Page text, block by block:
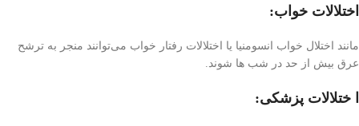
اختلالات خواب:
مانند اختلال خواب انسومنیا یا اختلالات رفتار خواب می‌توانند منجر به ترشح
عرق بیش از حد در شب ها شوند.
ا ختلالات پزشکی: